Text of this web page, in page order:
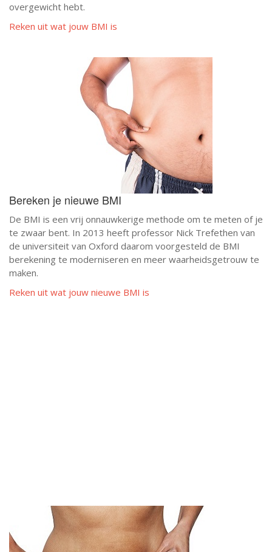
overgewicht hebt.
Reken uit wat jouw BMI is
Bereken je nieuwe BMI
De BMI is een vrij onnauwkerige methode om te meten of je
te zwaar bent. In 2013 heeft professor Nick Trefethen van
de universiteit van Oxford daarom voorgesteld de BMI
berekening te moderniseren en meer waarheidsgetrouw te
maken.
Reken uit wat jouw nieuwe BMI is